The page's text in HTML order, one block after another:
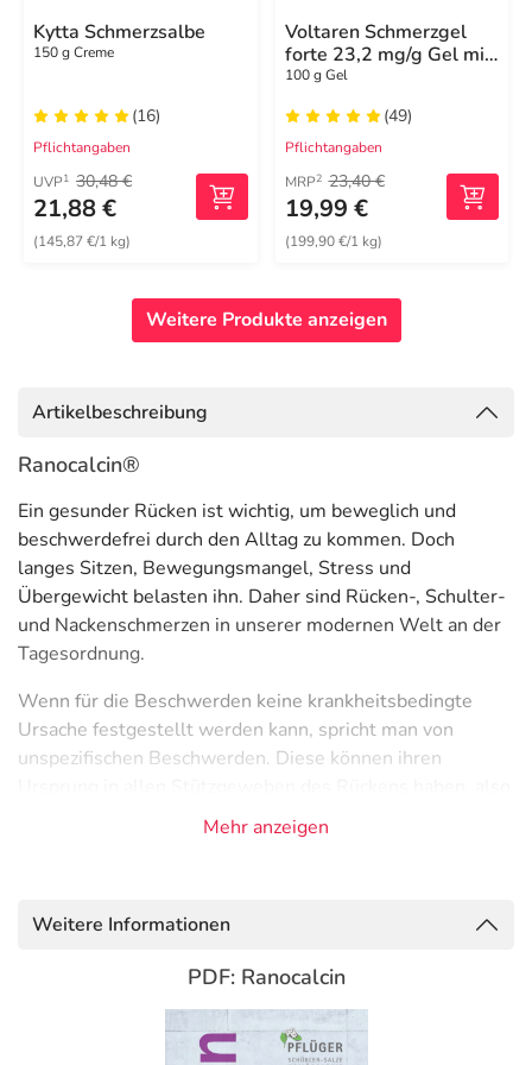
Kytta Schmerzsalbe
150 g Creme
(16)
Pflichtangaben
UVP1 30,48 €
21,88 €
(145,87 €/1 kg)
Voltaren Schmerzgel
forte 23,2 mg/g Gel mit
Diclofenac
100 g Gel
(49)
Pflichtangaben
MRP2 23,40 €
19,99 €
(199,90 €/1 kg)
Weitere Produkte anzeigen
Artikelbeschreibung
Ranocalcin®
Ein gesunder Rücken ist wichtig, um beweglich und
beschwerdefrei durch den Alltag zu kommen. Doch
langes Sitzen, Bewegungsmangel, Stress und
Übergewicht belasten ihn. Daher sind Rücken-, Schulter-
und Nackenschmerzen in unserer modernen Welt an der
Tagesordnung.
Wenn für die Beschwerden keine krankheitsbedingte
Ursache festgestellt werden kann, spricht man von
unspezifischen Beschwerden. Diese können ihren
u. a. in Knochen, Gelenken, Bandscheiben, Bändern und
im faszialen Bindegewebe (kurz: Faszien). Neue
an Elastizität verlieren, können sie Schmerzen auslösen.
Ranocalcin® mit sechs enthält sechs mineralische
Wirkstoffe, die sich optimal ergänzen:Acidum silicicum
Calcium carbonicum Hahnemanni,Calcium fluoratum
Mehr anzeigen
Weitere Informationen
PDF: Ranocalcin